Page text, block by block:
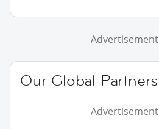
Advertisement
Our Global Partners
Advertisement